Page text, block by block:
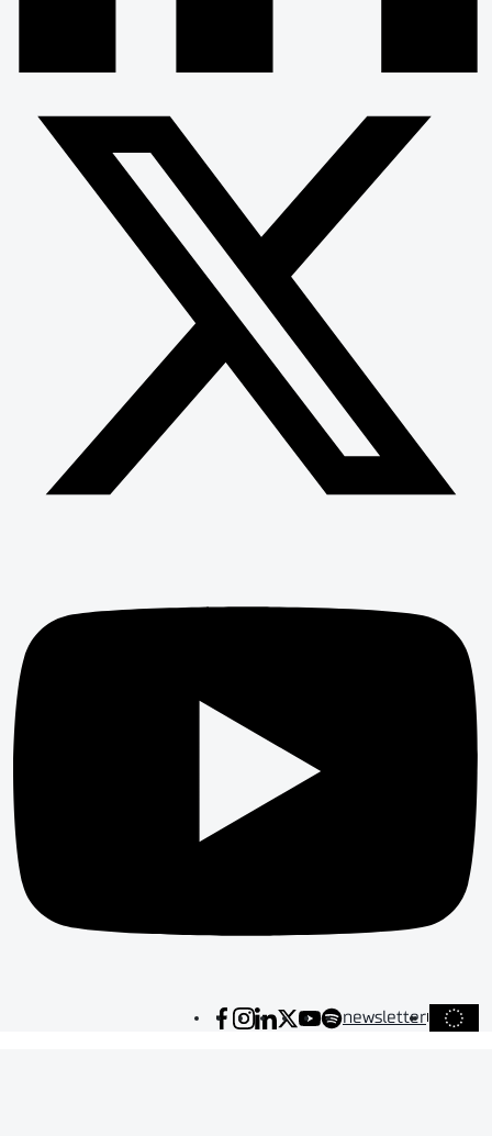
newsletter